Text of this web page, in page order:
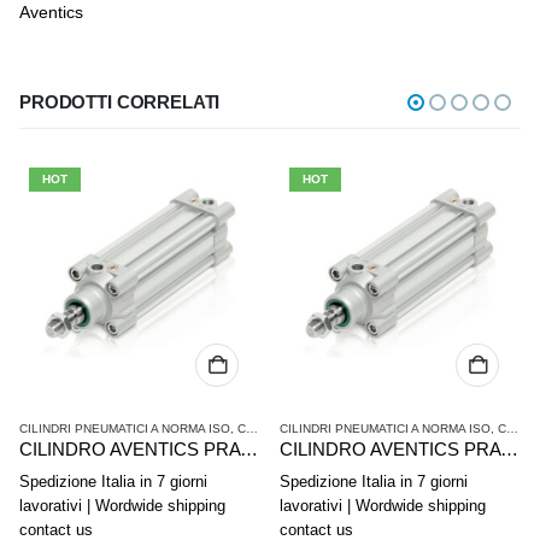
Aventics
PRODOTTI CORRELATI
- ISO 15552 ,SERIE PRA - ISO 15552
HOT
CILINDRI PNEUMATICI A NORMA ISO CILINDRI PNEUMATICI E AZIONAMENTI ,SERIE
CILINDRO AVENTICS PRA 0822120007
Spedizione Italia in 7 giorni
lavorativi | Wordwide shipping
contact us
HOT
CILINDRI PNEUMATICI A NORMA ISO CILINDRI PNEUMATICI E AZIONAMENTI
CILINDRO AVENTICS PRA 0822121005
Spedizione Italia in 7 giorni
lavorativi | Wordwide shipping
contact us